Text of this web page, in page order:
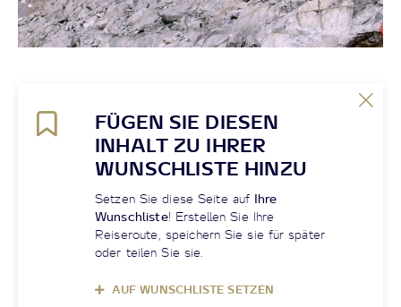
FÜGEN SIE DIESEN
INHALT ZU IHRER
WUNSCHLISTE HINZU
Setzen Sie diese Seite auf Ihre
Wunschliste! Erstellen Sie Ihre
Reiseroute, speichern Sie sie für später
oder teilen Sie sie.
AUF WUNSCHLISTE SETZEN